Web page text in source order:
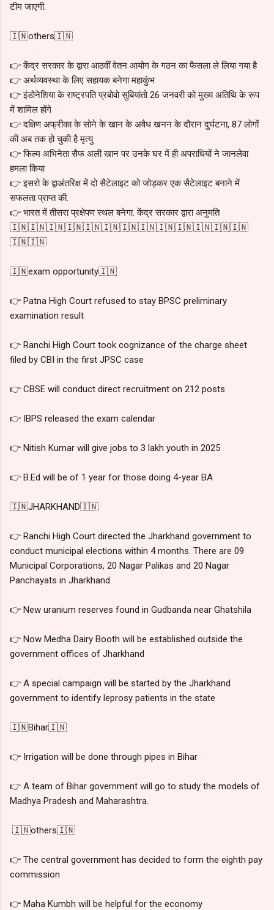
टीम जाएगी.
🇮🇳others🇮🇳
👉 केंद्र सरकार के द्वारा आठवीं वेतन आयोग के गठन का फैसला ले लिया गया है
👉 अर्थव्यवस्था के लिए सहायक बनेगा महाकुंभ
👉 इंडोनेशिया के राष्ट्रपति प्रबोवो सुबियांतो 26 जनवरी को मुख्य अतिथि के रूप
में शामिल होंगे
👉 दक्षिण अफ्रीका के सोने के खान के अवैध खनन के दौरान दुर्घटना, 87 लोगों
की अब तक हो चुकी है मृत्यु
👉 फिल्म अभिनेता सैफ अली खान पर उनके घर में ही अपराधियों ने जानलेवा
हमला किया
👉 इसरो के द्वाअंतरिक्ष में दो सैटेलाइट को जोड़कर एक सैटेलाइट बनाने में
सफलता प्राप्त की.
👉 भारत में तीसरा प्रक्षेपण स्थल बनेगा. केंद्र सरकार द्वारा अनुमति
🇮🇳🇮🇳🇮🇳🇮🇳🇮🇳🇮🇳🇮🇳🇮🇳🇮🇳🇮🇳🇮🇳🇮🇳🇮🇳
🇮🇳🇮🇳
🇮🇳exam opportunity🇮🇳
👉 Patna High Court refused to stay BPSC preliminary
examination result
👉 Ranchi High Court took cognizance of the charge sheet
filed by CBI in the first JPSC case
👉 CBSE will conduct direct recruitment on 212 posts
👉 IBPS released the exam calendar
👉 Nitish Kumar will give jobs to 3 lakh youth in 2025
👉 B.Ed will be of 1 year for those doing 4-year BA
🇮🇳JHARKHAND🇮🇳
👉 Ranchi High Court directed the Jharkhand government to
conduct municipal elections within 4 months. There are 09
Municipal Corporations, 20 Nagar Palikas and 20 Nagar
Panchayats in Jharkhand.
👉 New uranium reserves found in Gudbanda near Ghatshila
👉 Now Medha Dairy Booth will be established outside the
government offices of Jharkhand
👉 A special campaign will be started by the Jharkhand
government to identify leprosy patients in the state
🇮🇳Bihar🇮🇳
👉 Irrigation will be done through pipes in Bihar
👉 A team of Bihar government will go to study the models of
Madhya Pradesh and Maharashtra.
🇮🇳others🇮🇳
👉 The central government has decided to form the eighth pay
commission
👉 Maha Kumbh will be helpful for the economy